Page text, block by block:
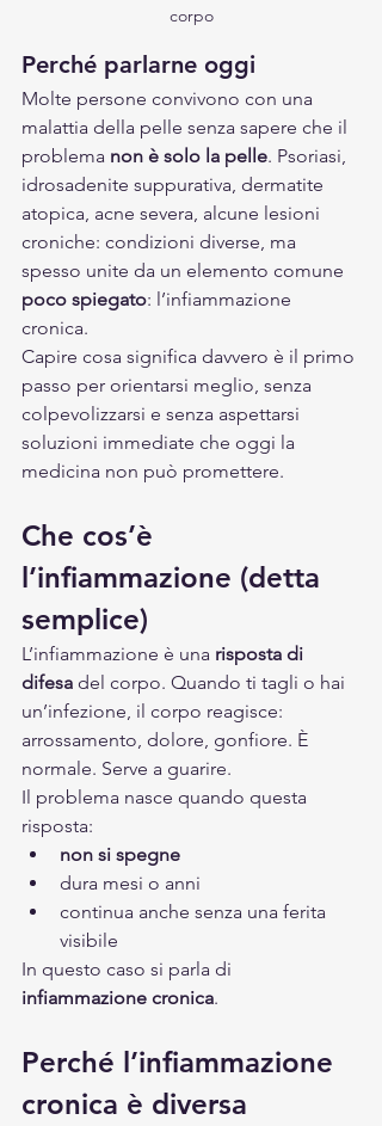
corpo
Perché parlarne oggi
Molte persone convivono con una
malattia della pelle senza sapere che il
problema non è solo la pelle. Psoriasi,
idrosadenite suppurativa, dermatite
atopica, acne severa, alcune lesioni
croniche: condizioni diverse, ma
spesso unite da un elemento comune
poco spiegato: l’infiammazione
cronica.
Capire cosa significa davvero è il primo
passo per orientarsi meglio, senza
colpevolizzarsi e senza aspettarsi
soluzioni immediate che oggi la
medicina non può promettere.
Che cos’è
l’infiammazione (detta
semplice)
L’infiammazione è una risposta di
difesa del corpo. Quando ti tagli o hai
un’infezione, il corpo reagisce:
arrossamento, dolore, gonfiore. È
normale. Serve a guarire.
Il problema nasce quando questa
risposta:
non si spegne
dura mesi o anni
continua anche senza una ferita
visibile
In questo caso si parla di
infiammazione cronica.
Perché l’infiammazione
cronica è diversa